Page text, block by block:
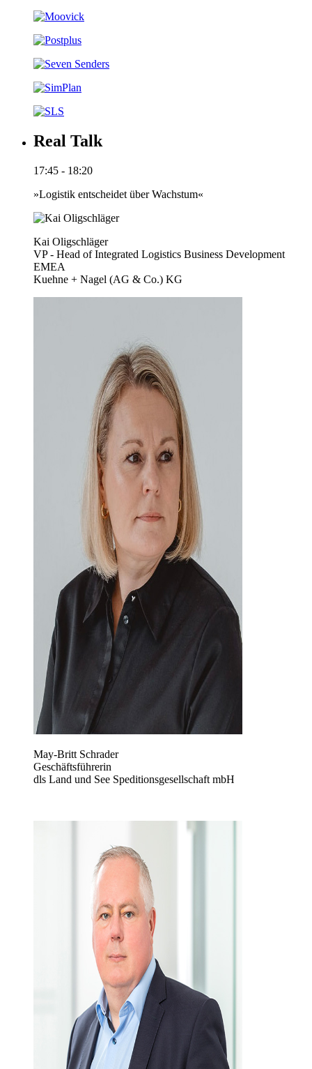
Real Talk
17:45 - 18:20
»Logistik entscheidet über Wachstum«
Kai Oligschläger
VP - Head of Integrated Logistics Business Development
EMEA
Kuehne + Nagel (AG & Co.) KG
May-Britt Schrader
Geschäftsführerin
dls Land und See Speditionsgesellschaft mbH